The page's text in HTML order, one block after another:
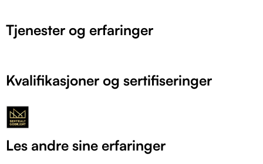
Tjenester og erfaringer
Kvalifikasjoner og sertifiseringer
Les andre sine erfaringer